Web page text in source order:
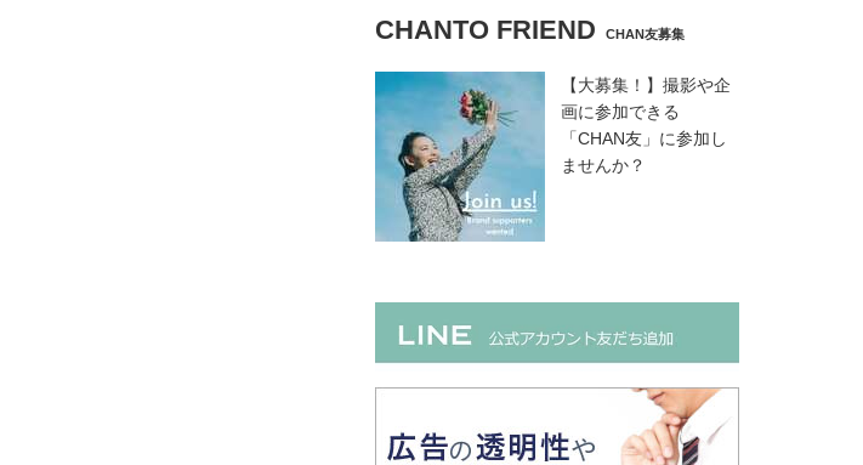
CHANTO FRIEND CHAN友募集
【大募集！】撮影や企
画に参加できる
「CHAN友」に参加し
ませんか？